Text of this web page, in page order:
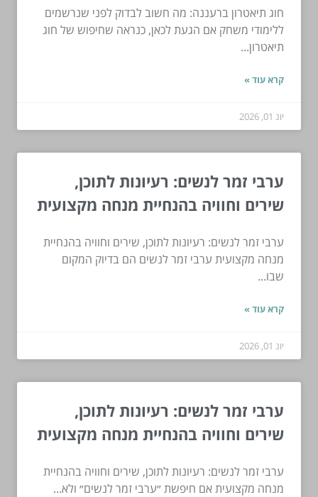
חוג תיאטרון ברעננה: מה חשוב לבדוק לפני שנרשמים
ללימודי משחק אם הגעת לכאן, כנראה שחיפוש של חוג
תיאטרון...
קרא עוד »
יונ 01, 2026
ערבי זמר לנשים: רעיונות לתוכן,
שירים וחוויה בהנחיית מנחה מקצועית
ערבי זמר לנשים: רעיונות לתוכן, שירים וחוויה בהנחיית
מנחה מקצועית ערבי זמר לנשים הם בדיוק המקום
שבו...
קרא עוד »
יונ 01, 2026
ערבי זמר לנשים: רעיונות לתוכן,
שירים וחוויה בהנחיית מנחה מקצועית
ערבי זמר לנשים: רעיונות לתוכן, שירים וחוויה בהנחיית
מנחה מקצועית אם חיפשת ״ערבי זמר לנשים״ ולא...